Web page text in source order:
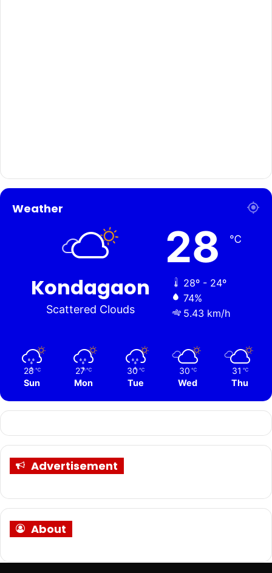
Weather
Kondagaon
Scattered Clouds
28 ℃
28º - 24º
74%
5.43 km/h
28 ℃
Sun
27 ℃
Mon
30 ℃
Tue
30 ℃
Wed
31 ℃
Thu
Advertisement
About